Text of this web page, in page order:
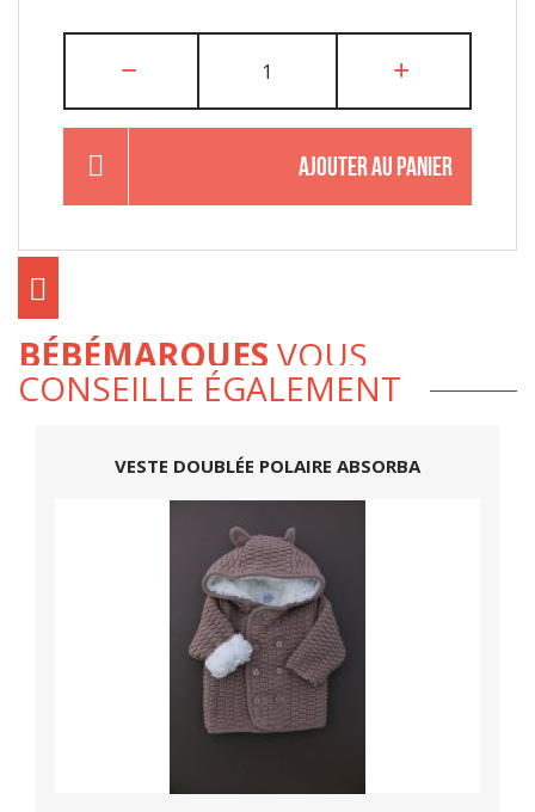
AJOUTER AU PANIER
BÉBÉMARQUES VOUS
CONSEILLE ÉGALEMENT
VESTE DOUBLÉE POLAIRE ABSORBA